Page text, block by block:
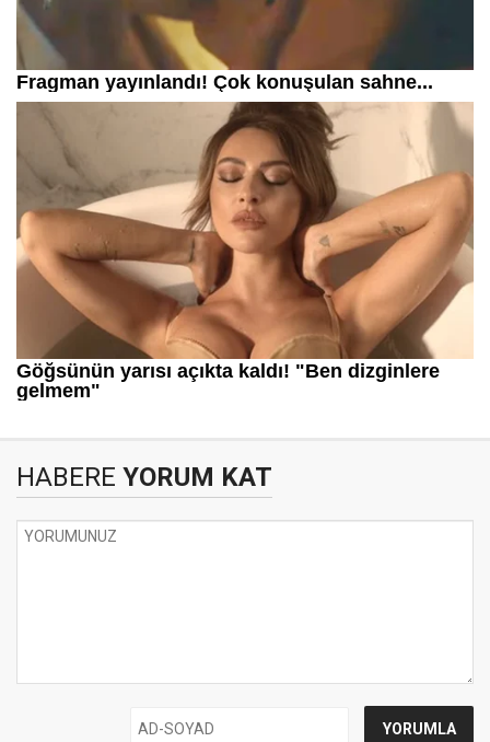
HABERE YORUM KAT